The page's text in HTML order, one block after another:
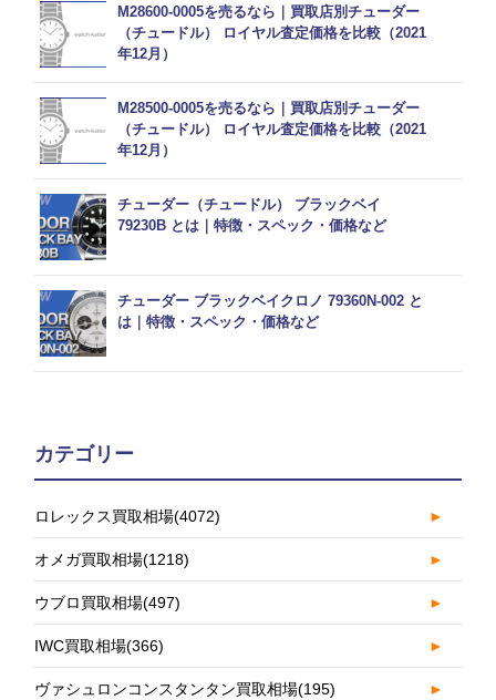
M28600-0005を売るなら｜買取店別チューダー
（チュードル） ロイヤル査定価格を比較（2021
年12月）
M28500-0005を売るなら｜買取店別チューダー
（チュードル） ロイヤル査定価格を比較（2021
年12月）
チューダー（チュードル） ブラックベイ
79230B とは｜特徴・スペック・価格など
チューダー ブラックベイクロノ 79360N-002 と
は｜特徴・スペック・価格など
カテゴリー
ロレックス買取相場(4072) ►
オメガ買取相場(1218) ►
ウブロ買取相場(497) ►
IWC買取相場(366) ►
ヴァシュロンコンスタンタン買取相場(195) ►